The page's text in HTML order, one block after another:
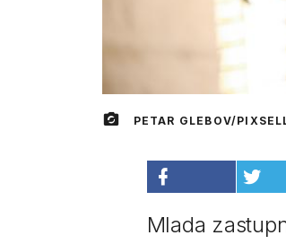
PETAR GLEBOV/
Mlada